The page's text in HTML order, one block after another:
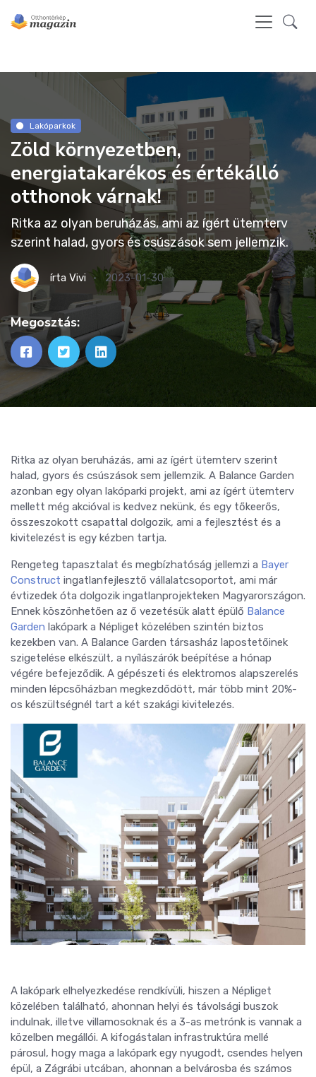
Lakóparkok
Zöld környezetben,
energiatakarékos és értékálló
otthonok várnak!
Ritka az olyan beruházás, ami az ígért ütemterv
szerint halad, gyors és csúszások sem jellemzik.
írta Vivi 2023-01-30
Megosztás:
Ritka az olyan beruházás, ami az ígért ütemterv szerint
halad, gyors és csúszások sem jellemzik. A Balance Garden
azonban egy olyan lakóparki projekt, ami az ígért ütemterv
mellett még akcióval is kedvez nekünk, és egy tőkeerős,
összeszokott csapattal dolgozik, ami a fejlesztést és a
kivitelezést is egy kézben tartja.
Rengeteg tapasztalat és megbízhatóság jellemzi a Bayer
Construct ingatlanfejlesztő vállalatcsoportot, ami már
évtizedek óta dolgozik ingatlanprojekteken Magyarországon.
Ennek köszönhetően az ő vezetésük alatt épülő Balance
Garden lakópark a Népliget közelében szintén biztos
kezekben van. A Balance Garden társasház lapostetőinek
szigetelése elkészült, a nyílászárók beépítése a hónap
végére befejeződik. A gépészeti és elektromos alapszerelés
minden lépcsőházban megkezdődött, már több mint 20%-
os készültségnél tart a két szakági kivitelezés.
A lakópark elhelyezkedése rendkívüli, hiszen a Népliget
közelében található, ahonnan helyi és távolsági buszok
indulnak, illetve villamosoknak és a 3-as metrónk is vannak a
közelben megállói. A kifogástalan infrastruktúra mellé
párosul, hogy maga a lakópark egy nyugodt, csendes helyen
épül, a Zágrábi utcában, ahonnan a belvárosba és számos